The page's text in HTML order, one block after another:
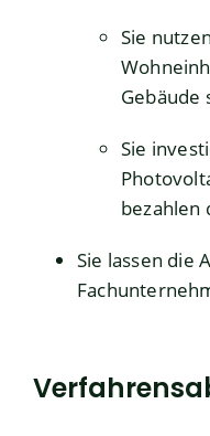
Sie
Gebäude
Sie
bezahlen
Sie lassen die